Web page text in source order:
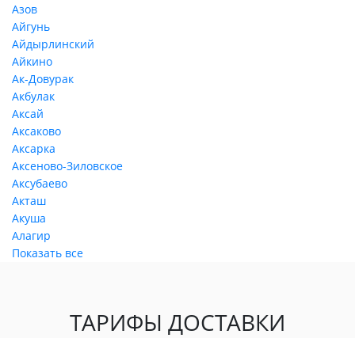
Азов
Айгунь
Айдырлинский
Айкино
Ак-Довурак
Акбулак
Аксай
Аксаково
Аксарка
Аксеново-Зиловское
Аксубаево
Акташ
Акуша
Алагир
Показать все
ТАРИФЫ ДОСТАВКИ